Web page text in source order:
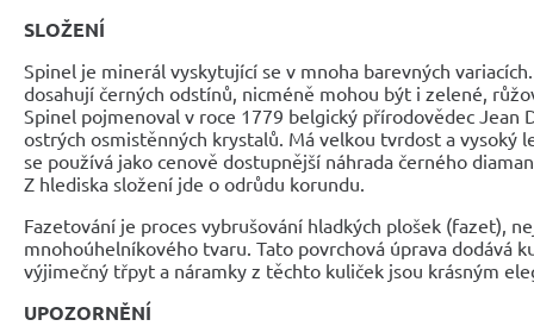
SLOŽENÍ
Spinel je minerál vyskytující se v mnoha barevných
dosahují černých odstínů, nicméně mohou být i zelené,
Spinel pojmenoval v roce 1779 belgický přírodovědec Jean
ostrých osmistěnných krystalů. Má velkou tvrdost a vysoký
se používá jako cenově dostupnější náhrada černého
Z hlediska složení jde o odrůdu korundu.
Fazetování je proces vybrušování hladkých plošek (fazet),
mnohoúhelníkového tvaru. Tato povrchová úprava dodává
výjimečný třpyt a náramky z těchto kuliček jsou krásným
UPOZORNĚNÍ